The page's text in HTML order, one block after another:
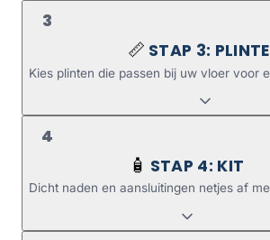
3
📏 STAP 3:
Kies plinten die passen bij uw vloer voor
4
🧴 STAP 4: KIT
Dicht naden en aansluitingen netjes af